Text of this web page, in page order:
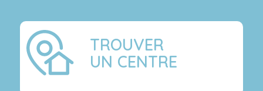
TROUVER
UN CENTRE